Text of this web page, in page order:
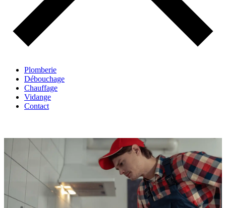
Plomberie
Débouchage
Chauffage
Vidange
Contact